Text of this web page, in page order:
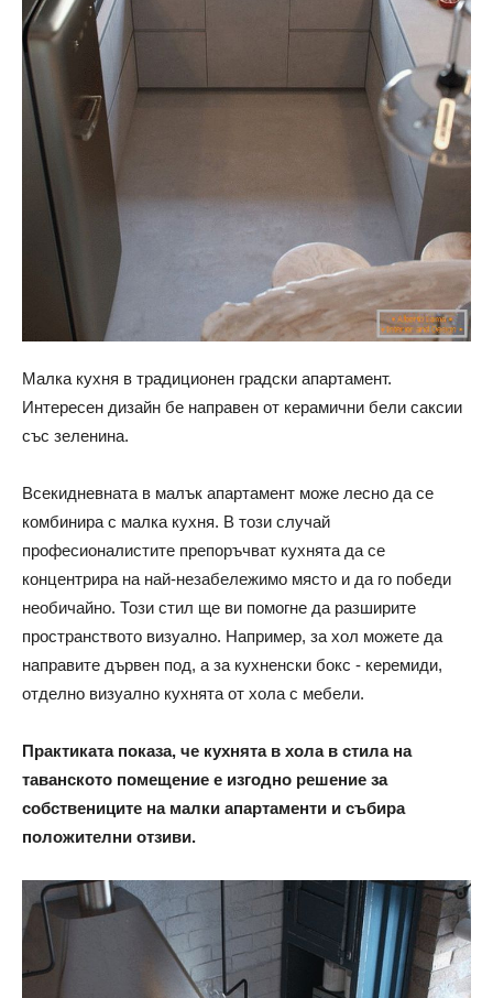
Малка кухня в традиционен градски апартамент.
Интересен дизайн бе направен от керамични бели саксии
със зеленина.
Всекидневната в малък апартамент може лесно да се
комбинира с малка кухня. В този случай
професионалистите препоръчват кухнята да се
концентрира на най-незабележимо място и да го победи
необичайно. Този стил ще ви помогне да разширите
пространството визуално. Например, за хол можете да
направите дървен под, а за кухненски бокс - керемиди,
отделно визуално кухнята от хола с мебели.
Практиката показа, че кухнята в хола в стила на
таванското помещение е изгодно решение за
собствениците на малки апартаменти и събира
положителни отзиви.